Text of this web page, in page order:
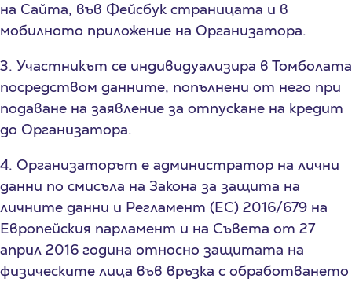
на Сайта, във Фейсбук страницата и в
мобилното приложение на Организатора.
3. Участникът се индивидуализира в Томболата
посредством данните, попълнени от него при
подаване на заявление за отпускане на кредит
до Организатора.
4. Организаторът е администратор на лични
данни по смисъла на Закона за защита на
личните данни и Регламент (ЕС) 2016/679 на
Европейския парламент и на Съвета от 27
април 2016 година относно защитата на
физическите лица във връзка с обработването